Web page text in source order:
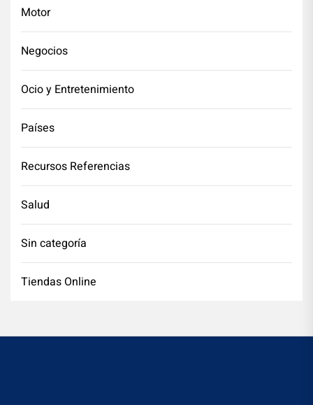
Motor
Negocios
Ocio y Entretenimiento
Países
Recursos Referencias
Salud
Sin categoría
Tiendas Online